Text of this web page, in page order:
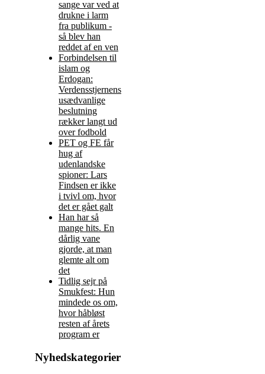
sange var ved at
drukne i larm
fra publikum -
så blev han
reddet af en ven
Forbindelsen til
islam og
Erdogan:
Verdensstjernens
usædvanlige
beslutning
rækker langt ud
over fodbold
PET og FE får
hug af
udenlandske
spioner: Lars
Findsen er ikke
i tvivl om, hvor
det er gået galt
Han har så
mange hits. En
dårlig vane
gjorde, at man
glemte alt om
det
Tidlig sejr på
Smukfest: Hun
mindede os om,
hvor håbløst
resten af årets
program er
Nyhedskategorier